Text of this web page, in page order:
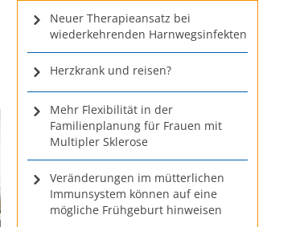
Neuer Therapieansatz bei
wiederkehrenden Harnwegsinfekten
Herzkrank und reisen?
Mehr Flexibilität in der
Familienplanung für Frauen mit
Multipler Sklerose
Veränderungen im mütterlichen
Immunsystem können auf eine
mögliche Frühgeburt hinweisen